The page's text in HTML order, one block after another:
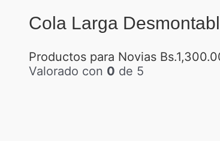
Cola Larga
Productos para Novias Bs.
Valorado con 0 de 5